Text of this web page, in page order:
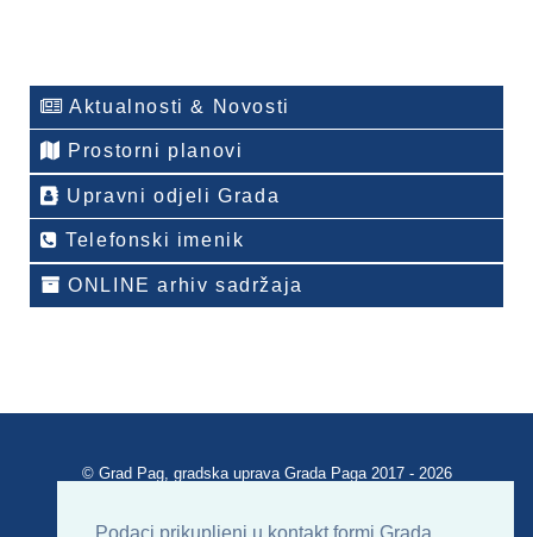
Aktualnosti & Novosti
Prostorni planovi
Upravni odjeli Grada
Telefonski imenik
ONLINE arhiv sadržaja
© Grad Pag, gradska uprava Grada Paga 2017 - 2026